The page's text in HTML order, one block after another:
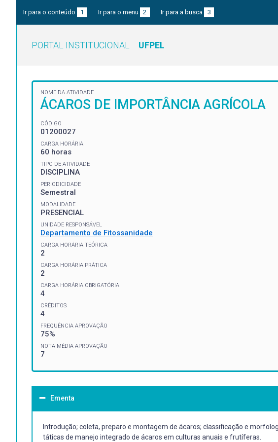
Ir para o conteúdo 1 Ir para o menu 2 Ir para a busca 3
PORTAL INSTITUCIONAL UFPEL
NOME DA ATIVIDADE
ÁCAROS DE IMPORTÂNCIA AGRÍCOLA
CÓDIGO
01200027
CARGA HORÁRIA
60 horas
TIPO DE ATIVIDADE
DISCIPLINA
PERIODICIDADE
Semestral
MODALIDADE
PRESENCIAL
UNIDADE RESPONSÁVEL
Departamento de Fitossanidade
CARGA HORÁRIA TEÓRICA
2
CARGA HORÁRIA PRÁTICA
2
CARGA HORÁRIA OBRIGATÓRIA
4
CRÉDITOS
4
FREQUÊNCIA APROVAÇÃO
75%
NOTA MÉDIA APROVAÇÃO
7
Ementa
Introdução; coleta, preparo e montagem de ácaros; classificação e
táticas de manejo integrado de ácaros em culturas anuais e frutíferas.